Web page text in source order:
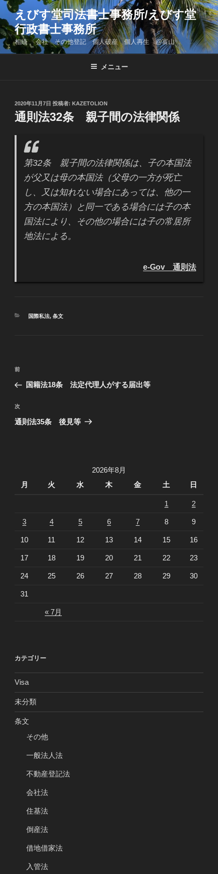
コ
ン
テ
ン
ツ
えびす堂司法書士事務所/えびす堂
行政書士事務所
相続 会社 その他登記 個人破産 個人再生 @富山
メニュー
投
稿
日:
2020年11月7日 投稿者: KAZETOLION
通則法32条 親子間の法律関係
第32条 親子間の法律関係は、子の本国法
が父又は母の本国法（父母の一方が死亡
し、又は知れない場合にあっては、他の一
方の本国法）と同一である場合には子の本
国法により、その他の場合には子の常居所
地法による。
e-Gov 通則法
カ
国際私法, 条文
投
ビ
ゲ
過
去
投
稿
前
国籍法18条 法定代理人がする届出等
次
の
次
通則法35条 後見等
2026年8月
月
火 水 木 金 土 日
« 7月
1 2
3 4 5 6 7 8 9
10 11 12 13 14 15 16
17 18 19 20 21 22 23
24 25 26 27 28 29 30
31
カテゴリー
Visa
未分類
条文
その他
一般法人法
不動産登記法
会社法
住基法
倒産法
借地借家法
入管法